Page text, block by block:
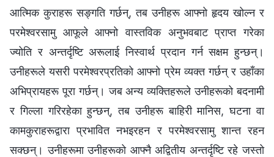
आत्मिक कुराहरू सङ्गति गर्छन्, तब उनीहरू आफ्नो हृदय खोल्न र
परमेश्‍वरसामु आफूले आफ्नो वास्तविक अनुभवबाट प्राप्त गरेका
ज्योति र अन्तर्दृष्टि अरूलाई निस्वार्थ प्रदान गर्न सक्षम हुन्छन्।
उनीहरूले यसरी परमेश्‍वरप्रतिको आफ्‍नो प्रेम व्यक्त गर्छन् र उहाँका
अभिप्रायहरू पूरा गर्छन्। जब अन्य व्यक्तिहरूले उनीहरूको बदनामी
र गिल्ला गरिरहेका हुन्छन्, तब उनीहरू बाहिरी मानिस, घटना वा
कामकुराहरूद्वारा प्रभावित नभइरहन र परमेश्‍वरसामु शान्त रहन
सक्छन्। उनीहरूमा उनीहरूको आफ्नै अद्वितीय अन्तर्दृष्टि रहे जस्तो